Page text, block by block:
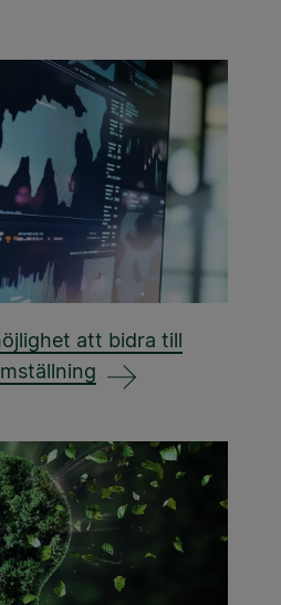
att bidra till